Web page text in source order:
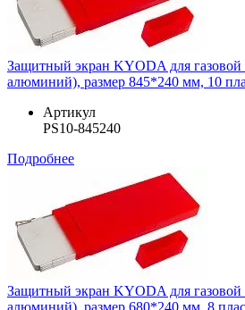
Защитный экран KYODA для газовой
алюминий), размер 845*240 мм, 10
Артикул
PS10-845240
Подробнее
Защитный экран KYODA для газовой
алюминий), размер 680*240 мм, 8